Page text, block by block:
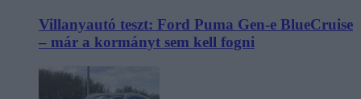
Villanyautó teszt: Ford Puma Gen-e BlueCruise
– már a kormányt sem kell fogni